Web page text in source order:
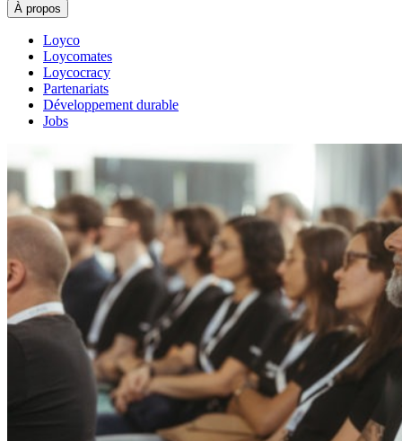
À propos
Loyco
Loycomates
Loycocracy
Partenariats
Développement durable
Jobs